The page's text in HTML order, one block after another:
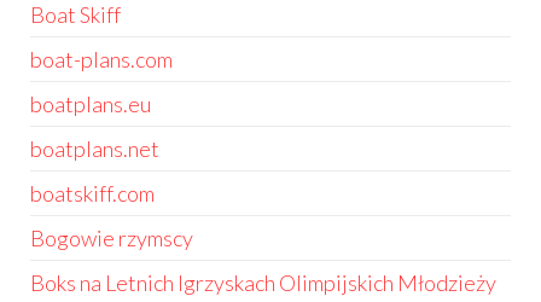
Boat Skiff
boat-plans.com
boatplans.eu
boatplans.net
boatskiff.com
Bogowie rzymscy
Boks na Letnich Igrzyskach Olimpijskich Młodzieży